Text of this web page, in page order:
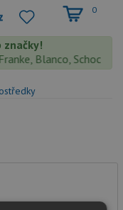
0
značky!
Franke, Blanco, Schock,